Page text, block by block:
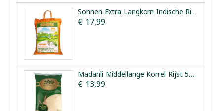
Sonnen Extra Langkorn Indische Rijst 5kg
€ 17,99
Madanli Middellange Korrel Rijst 5000g
€ 13,99